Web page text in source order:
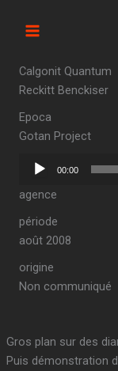
Calgonit Quantum
Reckitt Benckiser
Epoca
Gotan Project
Lecteur
00:00
agence
période
août 2008
origine
Non communiqué
Gros plan sur des
Puis démonstration